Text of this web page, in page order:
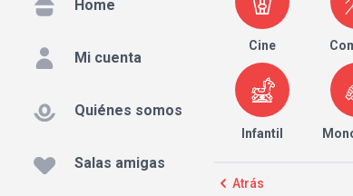
Home
Mi cuenta
Quiénes somos
Salas amigas
Cine
Infantil
Atrás